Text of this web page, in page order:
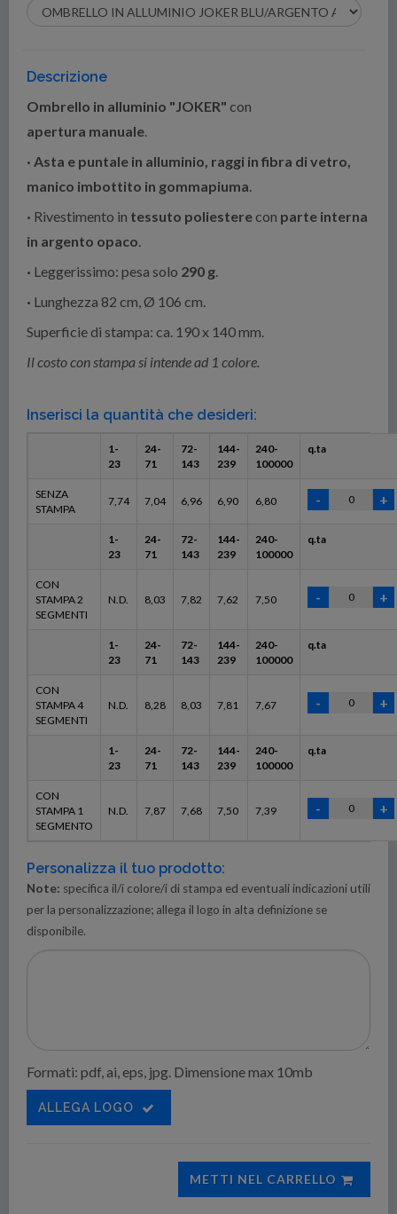
Descrizione
Ombrello in alluminio "JOKER" con
apertura manuale.
· Asta e puntale in alluminio, raggi in fibra di vetro,
manico imbottito in gommapiuma.
· Rivestimento in tessuto poliesterecon parte interna
in argento opaco.
· Leggerissimo: pesa solo 290 g.
· Lunghezza 82 cm, Ø 106 cm.
Superficie di stampa: ca. 190 x 140 mm.
Il costo con stampa si intende ad 1 colore.
Inserisci la quantità che desideri:
1-
23
24-
71
72-
143
144-
239
240-
100000
q.ta
SENZA
STAMPA
7,74 7,04 6,96 6,90 6,80
1-
23
24-
71
72-
143
144-
239
240-
100000
q.ta
CON
STAMPA 2
SEGMENTI
N.D. 8,03 7,82 7,62 7,50
1-
23
24-
71
72-
143
144-
239
240-
100000
q.ta
CON
STAMPA 4
SEGMENTI
N.D. 8,28 8,03 7,81 7,67
1-
23
24-
71
72-
143
144-
239
240-
100000
q.ta
CON
STAMPA 1
SEGMENTO
N.D. 7,87 7,68 7,50 7,39
Personalizza il tuo prodotto:
Note: specifica il/i colore/i di stampa ed eventuali indicazioni utili
per la personalizzazione; allega il logo in alta definizione se
disponibile.
Formati: pdf, ai, eps, jpg. Dimensione max 10mb
ALLEGA LOGO
METTI NEL CARRELLO